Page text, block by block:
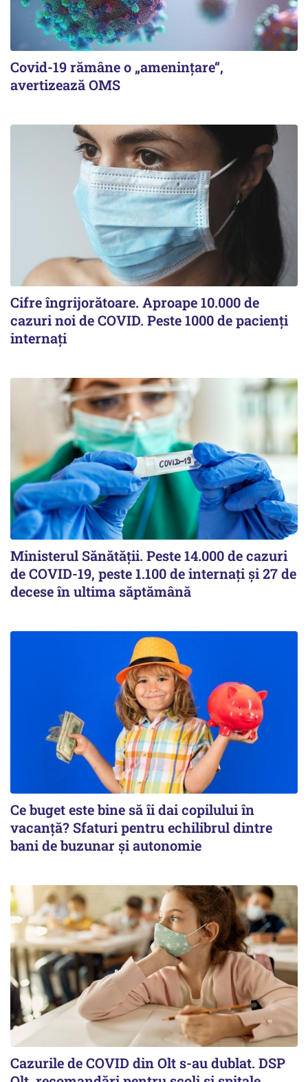
Covid-19 rămâne o „ameninţare“,
avertizează OMS
Cifre îngrijorătoare. Aproape 10.000 de
cazuri noi de COVID. Peste 1000 de pacienți
internați
Ministerul Sănătății. Peste 14.000 de cazuri
de COVID-19, peste 1.100 de internați și 27 de
decese în ultima săptămână
Ce buget este bine să îi dai copilului în
vacanță? Sfaturi pentru echilibrul dintre
bani de buzunar și autonomie
Cazurile de COVID din Olt s-au dublat. DSP